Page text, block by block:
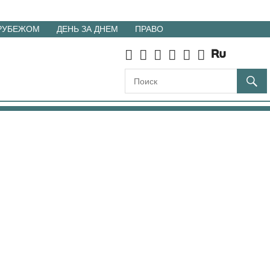
ДЕНЬ ЗА ДНЕМ ПРАВО